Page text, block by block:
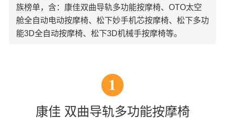
族榜单，含：康佳双曲导轨多功能按摩椅、OTO太空
舱全自动电动按摩椅、松下妙手机芯按摩椅、松下多功
能3D全自动按摩椅、松下3D机械手按摩椅等。
1
康佳 双曲导轨多功能按摩椅